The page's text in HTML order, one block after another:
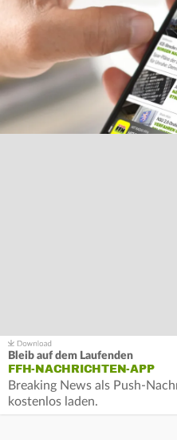
Bleib auf dem Laufenden
FFH-NACHRICHTEN-APP
Breaking News als Push-
kostenlos laden.